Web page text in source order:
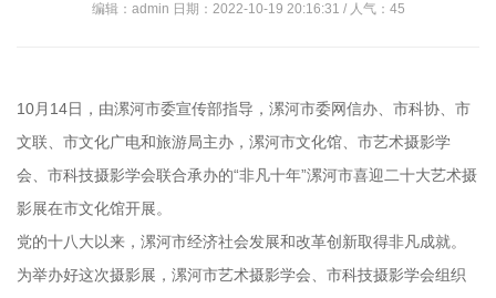
编辑：admin 日期：2022-10-19 20:16:31 / 人气： 45
10月14日，由漯河市委宣传部指导，漯河市委网信办、市科协、市
文联、市文化广电和旅游局主办，漯河市文化馆、市艺术摄影学
会、市科技摄影学会联合承办的“非凡十年”漯河市喜迎二十大艺术摄
影展在市文化馆开展。
党的十八大以来，漯河市经济社会发展和改革创新取得非凡成就。
为举办好这次摄影展，漯河市艺术摄影学会、市科技摄影学会组织